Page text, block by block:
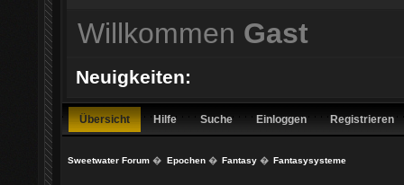
Willkommen Gast
Neuigkeiten:
Übersicht Hilfe Suche Einloggen Registrieren
Sweetwater Forum � Epochen� Fantasy� Fantasysysteme